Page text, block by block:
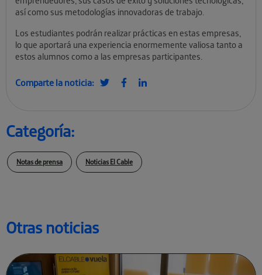
Otras noticias
así como sus metodologías innovadoras de trabajo.
Los estudiantes podrán realizar prácticas en estas empresas,
lo que aportará una experiencia enormemente valiosa tanto a
estos alumnos como a las empresas participantes.
Comparte la noticia:
Categoría:
Notas de prensa Noticias El Cable